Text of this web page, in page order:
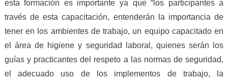
esta formación es importante ya que “los participantes a
través de esta capacitación, entenderán la importancia de
tener en los ambientes de trabajo, un equipo capacitado en
el área de higiene y seguridad laboral, quienes serán los
guías y practicantes del respeto a las normas de seguridad,
el adecuado uso de los implementos de trabajo, la